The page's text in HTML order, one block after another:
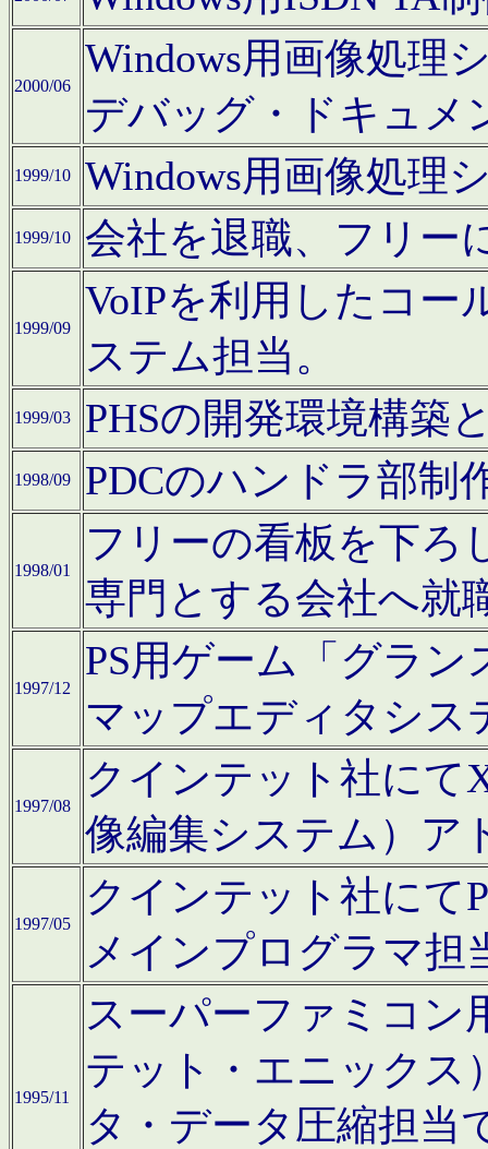
2000/06
Windows用画像処理
デバッグ・ドキュメ
1999/10 Windows用画像処理
1999/10 会社を退職、フリー
1999/09
VoIPを利用したコー
ステム担当。
1999/03 PHSの開発環境構築
1998/09 PDCのハンドラ部制
1998/01
フリーの看板を下ろ
専門とする会社へ就
1997/12
PS用ゲーム「グラン
マップエディタシス
1997/08
クインテット社にて
像編集システム）ア
1997/05
クインテット社にて
メインプログラマ担
1995/11
スーパーファミコン
テット・エニックス
タ・データ圧縮担当